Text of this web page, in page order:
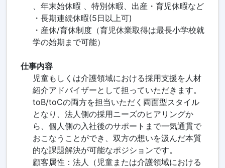
、年末始休暇 、特別休暇、出産・育児休暇など
・長期連続休暇(5日以上可)
・産休/育休制度（育児休業取得は最長小学校就
学の始期まで可能）
仕事内容
児童もしくは介護領域における採用支援を人材
紹介アドバイザーとして担っていただきます。
toB/toCの両方を担当いただく両面型スタイル
となり、法人側の採用ニーズのヒアリングか
ら、個人側の入社後のサポートまで一気通貫で
おこなうことができ、双方の想いを汲んだ本質
的な課題解決が可能なポジションです。
顧客属性：法人（児童または介護領域における